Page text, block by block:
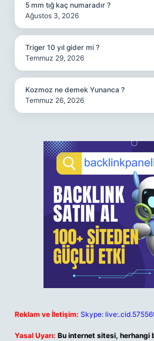
5 mm tığ kaç numaradır ?
Ağustos 3, 2026
Triger 10 yıl gider mi ?
Temmuz 29, 2026
Kozmoz ne demek Yunanca ?
Temmuz 26, 2026
Reklam ve İletişim: Skype:
Yasal Uyarı: Bu internet sitesi, herhangi